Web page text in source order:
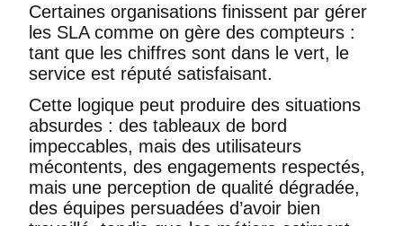
Certaines organisations finissent par gérer
les SLA comme on gère des compteurs :
tant que les chiffres sont dans le vert, le
service est réputé satisfaisant.
Cette logique peut produire des situations
absurdes : des tableaux de bord
impeccables, mais des utilisateurs
mécontents, des engagements respectés,
mais une perception de qualité dégradée,
des équipes persuadées d’avoir bien